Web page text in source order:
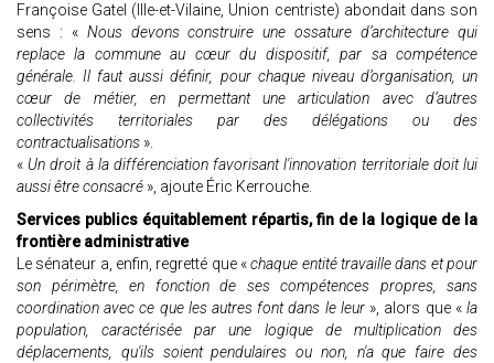
Françoise Gatel (Ille-et-Vilaine, Union centriste) abondait dans son
sens : «Nous devons construire une ossature d’architecture qui
replace la commune au cœur du dispositif, par sa compétence
générale. Il faut aussi définir, pour chaque niveau d’organisation, un
cœur de métier, en permettant une articulation avec d’autres
collectivités territoriales par des délégations ou des
contractualisations ».
« Un droit à la différenciation favorisant l'innovation territoriale doit lui
aussi être consacré », ajoute Éric Kerrouche.
Services publics équitablement répartis, fin de la logique de la
frontière administrative
Le sénateur a, enfin, regretté que «chaque entité travaille dans et pour
son périmètre, en fonction de ses compétences propres, sans
coordination avec ce que les autres font dans le leur », alors que «la
population, caractérisée par une logique de multiplication des
déplacements, qu'ils soient pendulaires ou non, n'a que faire des